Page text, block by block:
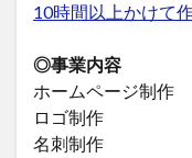
10時間以上かけて
◎事業内容
ホームページ制作
ロゴ制作
名刺制作